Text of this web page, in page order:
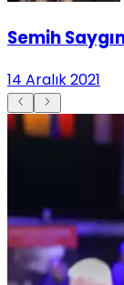
Semih
14 Aralık 2021